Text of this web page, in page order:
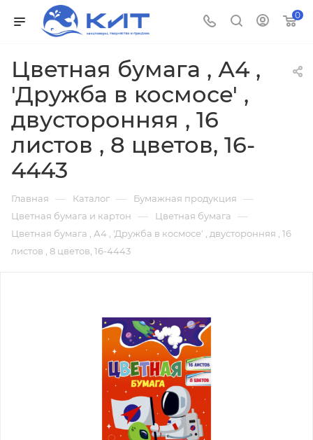
0
Цветная бумага , А4 ,
'Дружба в космосе' ,
двусторонняя , 16
листов , 8 цветов, 16-
4443
Главная — Каталог — Бумажная продукция —
Цветная бумага и картон — Цветная бумага —
Цветная бумага , А4 , 'Дружба в космосе' , двусторонняя , 16
листов , 8 цветов, 16-4443